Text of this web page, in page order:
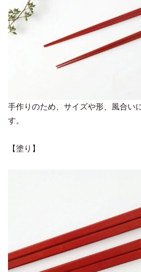
手作りのため、サイズや形、風合い
す。
【塗り】